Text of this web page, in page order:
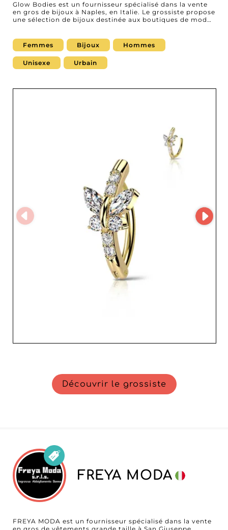
Glow Bodies est un fournisseur spécialisé dans la vente
en gros de bijoux à Naples, en Italie. Le grossiste propose
une sélection de bijoux destinée aux boutiques de mode,
tendance. Grâce à des nouveautés régulièrement
renouvelées, Glow Bodies accompagne les
professionnels souhaitant enrichir leur offre avec des
accessoires adaptés aux tendances actuelles. Présent sur
processus d'approvisionnement. En créant un compte
Femmes Bijoux Hommes
Unisexe Urbain
Découvrir le grossiste
FREYA MODA
FREYA MODA est un fournisseur spécialisé dans la vente